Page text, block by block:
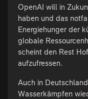
OpenAI will in
haben und das
Energiehunger der
globale
scheint den Rest
aufzufressen.
Auch in
Wasserkämpfen